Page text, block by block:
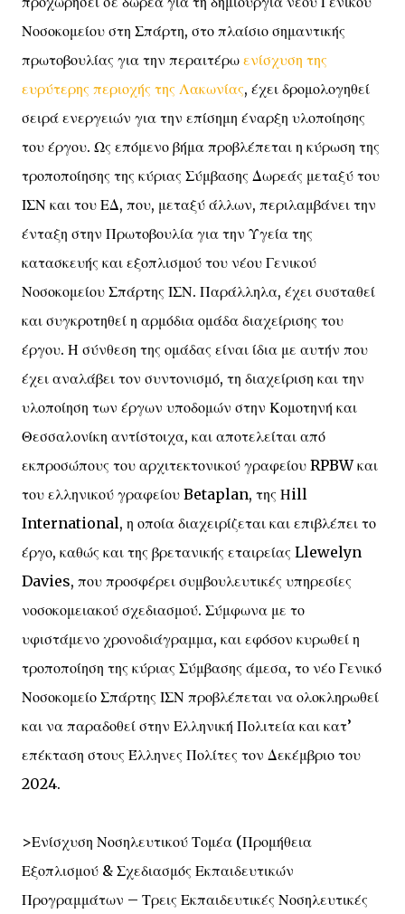
Νοσοκομείου στη Σπάρτη, στο πλαίσιο σημαντικής
πρωτοβουλίας για την περαιτέρω ενίσχυση της
ευρύτερης περιοχής της Λακωνίας, έχει δρομολογηθεί
σειρά ενεργειών για την επίσημη έναρξη υλοποίησης
του έργου. Ως επόμενο βήμα προβλέπεται η κύρωση της
τροποποίησης της κύριας Σύμβασης Δωρεάς μεταξύ του
ΙΣΝ και του ΕΔ, που, μεταξύ άλλων, περιλαμβάνει την
ένταξη στην Πρωτοβουλία για την Υγεία της
κατασκευής και εξοπλισμού του νέου Γενικού
Νοσοκομείου Σπάρτης ΙΣΝ. Παράλληλα, έχει συσταθεί
και συγκροτηθεί η αρμόδια ομάδα διαχείρισης του
έργου. Η σύνθεση της ομάδας είναι ίδια με αυτήν που
έχει αναλάβει τον συντονισμό, τη διαχείριση και την
υλοποίηση των έργων υποδομών στην Κομοτηνή και
Θεσσαλονίκη αντίστοιχα, και αποτελείται από
εκπροσώπους του αρχιτεκτονικού γραφείου RPBW και
του ελληνικού γραφείου Betaplan, της Ηill
International, η οποία διαχειρίζεται και επιβλέπει το
έργο, καθώς και της βρετανικής εταιρείας Llewelyn
Davies, που προσφέρει συμβουλευτικές υπηρεσίες
νοσοκομειακού σχεδιασμού. Σύμφωνα με το
υφιστάμενο χρονοδιάγραμμα, και εφόσον κυρωθεί η
τροποποίηση της κύριας Σύμβασης άμεσα, το νέο Γενικό
Νοσοκομείο Σπάρτης ΙΣΝ προβλέπεται να ολοκληρωθεί
και να παραδοθεί στην Ελληνική Πολιτεία και κατ’
επέκταση στους Έλληνες Πολίτες τον Δεκέμβριο του
2024.
>Ενίσχυση Νοσηλευτικού Τομέα (Προμήθεια
Εξοπλισμού & Σχεδιασμός Εκπαιδευτικών
Προγραμμάτων – Τρεις Εκπαιδευτικές Νοσηλευτικές